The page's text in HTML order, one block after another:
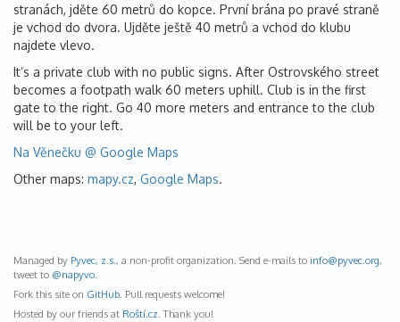
stranách, jděte 60 metrů do kopce. První brána po pravé straně
je vchod do dvora. Ujděte ještě 40 metrů a vchod do klubu
najdete vlevo.
It’s a private club with no public signs. After Ostrovského street
becomes a footpath walk 60 meters uphill. Club is in the first
gate to the right. Go 40 more meters and entrance to the club
will be to your left.
Na Věnečku @ Google Maps
Other maps: mapy.cz, Google Maps.
Managed by Pyvec, z.s. , a non-profit organization. Send e-mails to info@pyvec.org,
tweet to @napyvo
Fork this site on GitHub . Pull requests welcome!
Hosted by our friends at Roští.cz . Thank you!